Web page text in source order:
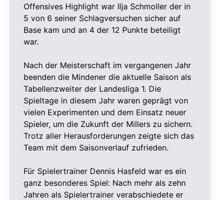
Offensives Highlight war Ilja Schmoller der in
5 von 6 seiner Schlagversuchen sicher auf
Base kam und an 4 der 12 Punkte beteiligt
war.
Nach der Meisterschaft im vergangenen Jahr
beenden die Mindener die aktuelle Saison als
Tabellenzweiter der Landesliga 1. Die
Spieltage in diesem Jahr waren geprägt von
vielen Experimenten und dem Einsatz neuer
Spieler, um die Zukunft der Millers zu sichern.
Trotz aller Herausforderungen zeigte sich das
Team mit dem Saisonverlauf zufrieden.
Für Spielertrainer Dennis Hasfeld war es ein
ganz besonderes Spiel: Nach mehr als zehn
Jahren als Spielertrainer verabschiedete er